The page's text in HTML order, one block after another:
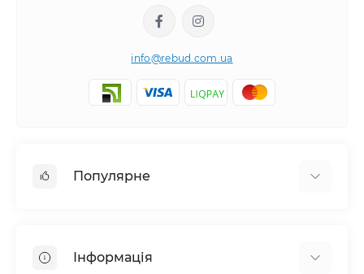
info@rebud.com.ua
Популярне
Гіпсокартонні системи
Інформація